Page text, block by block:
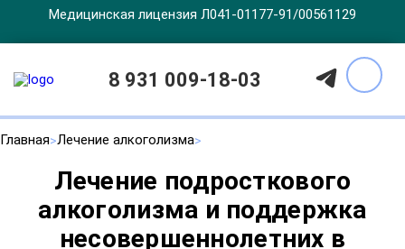
Медицинская лицензия Л041-01177-91/00561129
8 931 009-18-03
Главная Лечение алкоголизма
Лечение подросткового
алкоголизма и поддержка
несовершеннолетних в